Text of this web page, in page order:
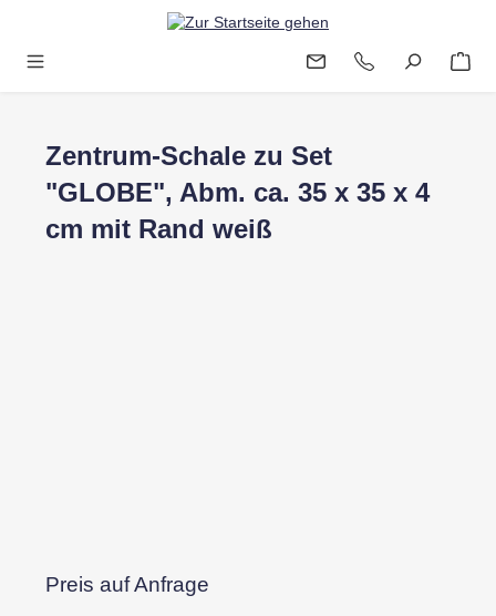
Zum Hauptinhalt springen
Zentrum-Schale zu Set
"GLOBE", Abm. ca. 35 x 35 x 4
cm mit Rand weiß
Preis auf Anfrage